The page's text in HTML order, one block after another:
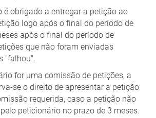
é obrigado a entregar a petição ao
logo após o final do período de
após o final do período de
que não foram enviadas
"falhou".
for uma comissão de petições, a
se o direito de apresentar a petição
requerida, caso a petição não
peticionário no prazo de 3 meses.